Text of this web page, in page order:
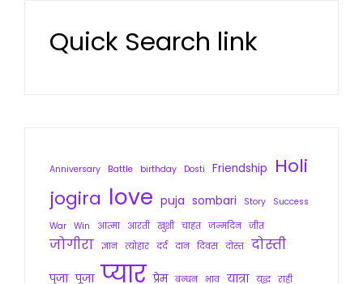
Quick Search link
Anniversary Battle birthday Dosti Friendship
Holi
jogira love puja sombari Story
Success
War Win आत्मा आरती खुशी चाहत जन्मदिन जीत
जोगीरा ज्ञान त्योहार दर्द दान दिवस दोस्त दोस्ती
पुजा पूजा प्यार प्रेम बन्धन भाव यात्रा युद्ध राही